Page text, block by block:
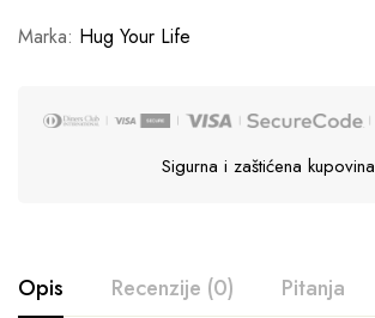
Marka: Hug Your Life
Sigurna i zaštićena kupovina
Opis Recenzije (0) Pitanja